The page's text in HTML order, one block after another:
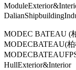
MODEC BATEAU (